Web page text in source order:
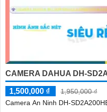
CAMERA DAHUA DH-
1,500,000 ₫
1,950,000 ₫
Camera An Ninh DH-